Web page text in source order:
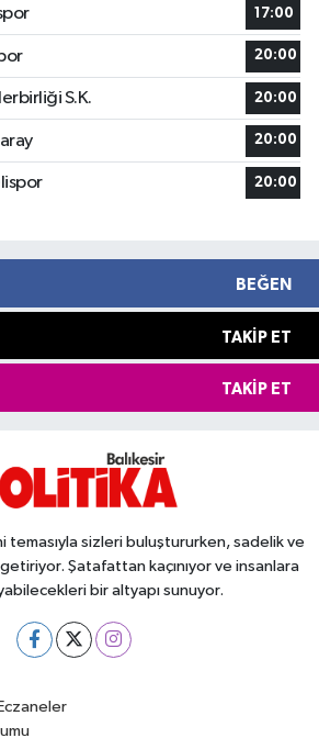
17:00
20:00
S.K. 20:00
20:00
20:00
BEĞEN
TAKIP ET
TAKIP ET
temasıyla sizleri buluştururken, sadelik ve
Şatafattan kaçınıyor ve insanlara
bir altyapı sunuyor.